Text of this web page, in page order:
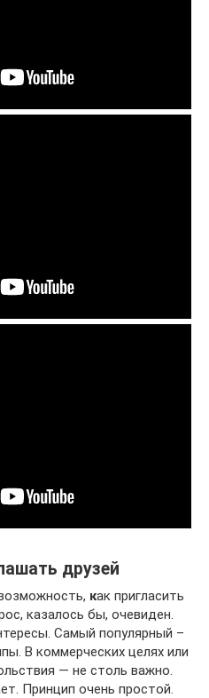
друзей
как пригласить
казалось бы, очевиден.
Самый популярный –
В коммерческих целях или
— не столь важно.
Принцип очень простой.